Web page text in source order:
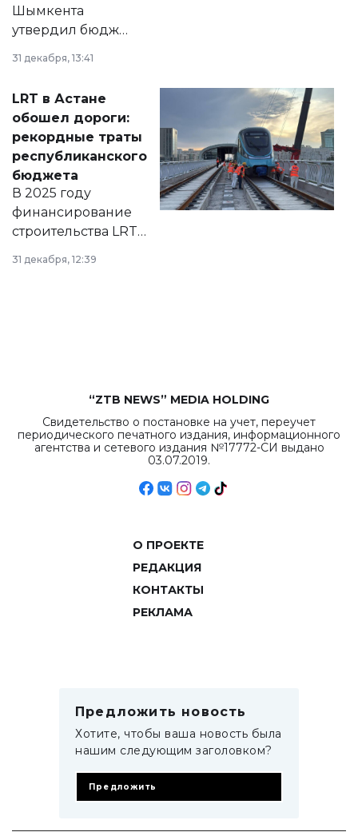
Шымкента
утвердил бюджет
города на 2026–
2028 годы.
документ
появился в базе
нормативных
правовых актов и
на сайте маслихат
города.
31 декабря, 13:41
LRT в Астане
обошел дороги:
рекордные траты
республиканского
бюджета
В 2025 году
финансирование
строительства LRT
в Астане из
республиканского
31 декабря, 12:39
“ZTB NEWS” MEDIA HOLDING
Свидетельство о постановке на учет, переучет
периодического печатного издания, информационного
агентства и сетевого издания №17772-СИ выдано
03.07.2019.
О ПРОЕКТЕ
РЕДАКЦИЯ
КОНТАКТЫ
РЕКЛАМА
Предложить новость
Хотите, чтобы ваша новость была
нашим следующим заголовком?
Предложить